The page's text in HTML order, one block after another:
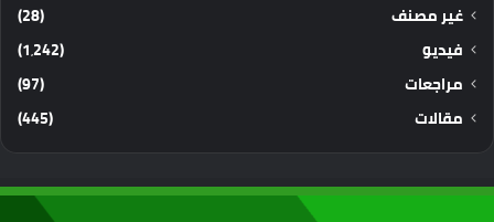
غير مصنف
(28)
فيديو
(1٬242)
مراجعات
(97)
مقالات
(445)